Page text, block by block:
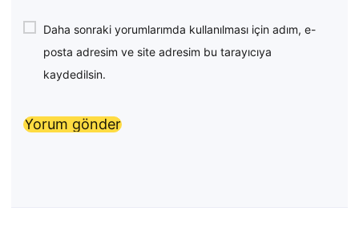
Daha sonraki yorumlarımda kullanılması için adım, e-
posta adresim ve site adresim bu tarayıcıya
kaydedilsin.